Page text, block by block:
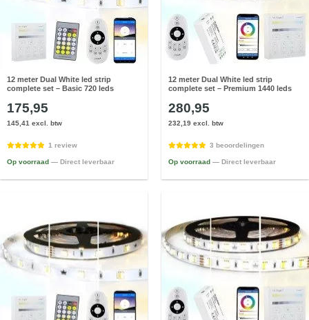
12 meter Dual White led strip
complete set – Basic 720 leds
175,95
145,41 excl. btw
1 review
Op voorraad — Direct leverbaar
12 meter Dual White led strip
complete set – Premium 1440 leds
280,95
232,19 excl. btw
3 beoordelingen
Op voorraad — Direct leverbaar